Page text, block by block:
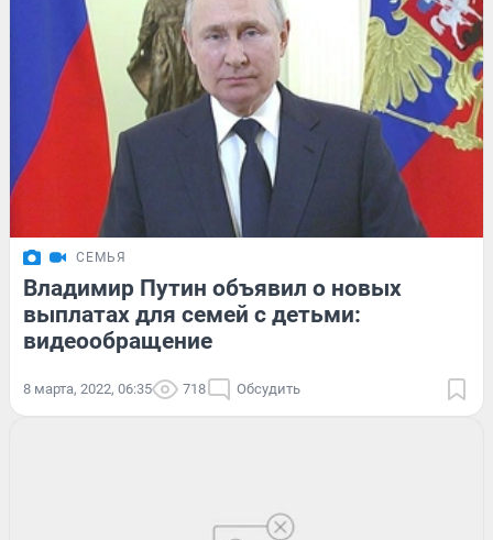
СЕМЬЯ
Владимир Путин объявил о новых
выплатах для семей с детьми:
видеообращение
8 марта, 2022, 06:35 718 Обсудить